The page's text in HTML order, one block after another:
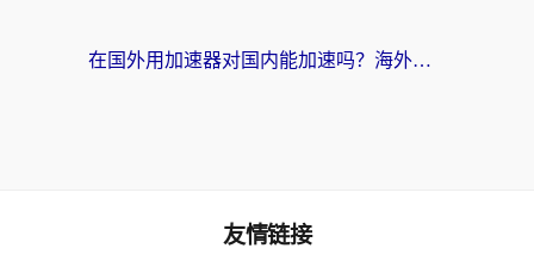
在国外用加速器对国内能加速吗？海外党亲测有效的无缝访问指南
友情链接